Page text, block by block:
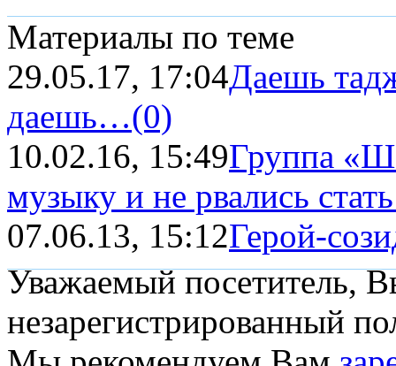
Материалы по теме
29.05.17, 17:04Даешь
даешь…(0)
10.02.16, 15:49Группа
музыку и не рвались
07.06.13, 15:12Герой-
Уважаемый посетитель,
незарегистрированный